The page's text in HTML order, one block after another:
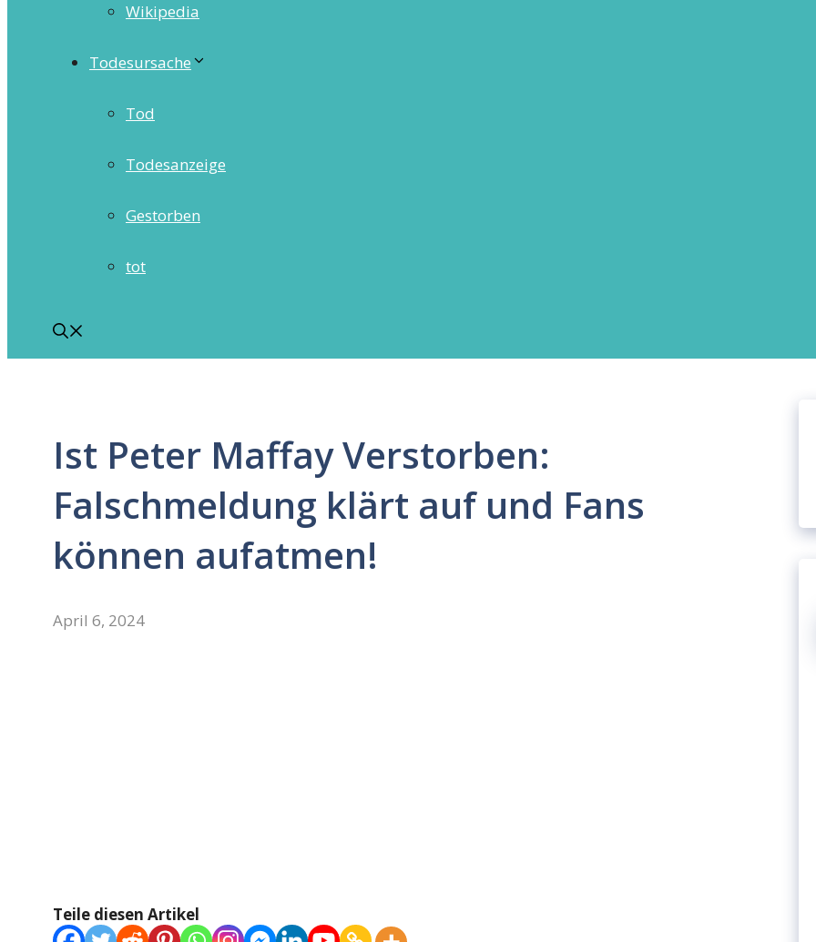
Wikipedia
Todesursache
Tod
Todesanzeige
Gestorben
tot
Ist Peter Maffay Verstorben:
Falschmeldung klärt auf und Fans
können aufatmen!
April 6, 2024
Teile diesen Artikel